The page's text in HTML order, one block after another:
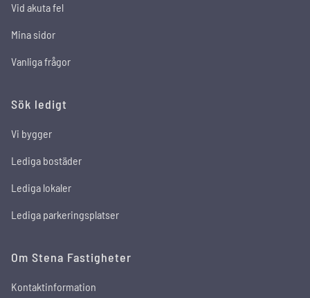
Vid akuta fel
Mina sidor
Vanliga frågor
Sök ledigt
Vi bygger
Lediga bostäder
Lediga lokaler
Lediga parkeringsplatser
Om Stena Fastigheter
Kontaktinformation